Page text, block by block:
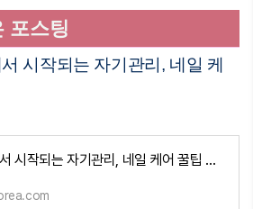
포스팅
시작되는 자기관리, 네일 케
손끝에서 시작되는 자기관리, 네일 케어 꿀팁 총정리